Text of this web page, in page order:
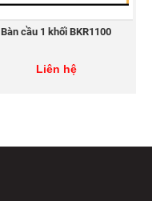
Bàn cầu 1 khối BKR1100
Liên hệ